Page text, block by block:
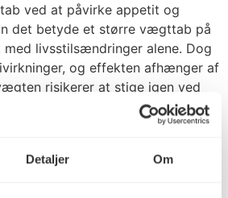
Detaljer Om
ved at påvirke appetit og
det betyde et større vægttab på
med livsstilsændringer alene. Dog
og effekten afhænger af
risikerer at stige igen ved
der passer til alle. Valget